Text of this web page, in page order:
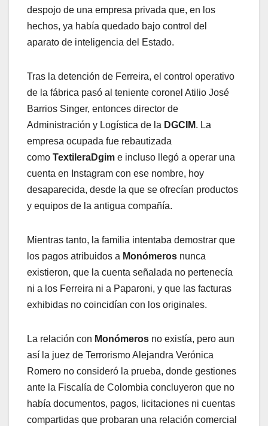
despojo de una empresa privada que, en los
hechos, ya había quedado bajo control del
aparato de inteligencia del Estado.
Tras la detención de Ferreira, el control operativo
de la fábrica pasó al teniente coronel Atilio José
Barrios Singer, entonces director de
Administración y Logística de la DGCIM. La
empresa ocupada fue rebautizada
como TextileraDgim e incluso llegó a operar una
cuenta en Instagram con ese nombre, hoy
desaparecida, desde la que se ofrecían productos
y equipos de la antigua compañía.
Mientras tanto, la familia intentaba demostrar que
los pagos atribuidos a Monómeros nunca
existieron, que la cuenta señalada no pertenecía
ni a los Ferreira ni a Paparoni, y que las facturas
exhibidas no coincidían con los originales.
La relación con Monómeros no existía, pero aun
así la juez de Terrorismo Alejandra Verónica
Romero no consideró la prueba, donde gestiones
ante la Fiscalía de Colombia concluyeron que no
había documentos, pagos, licitaciones ni cuentas
compartidas que probaran una relación comercial